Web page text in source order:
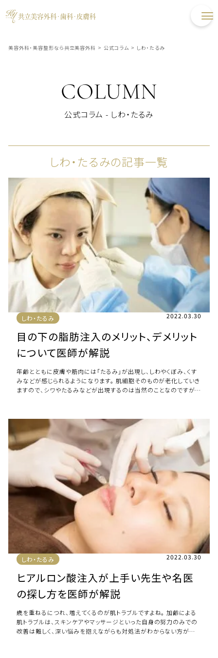
美容外科・美容整形なら共立美容外科 > 公式コラム > しわ・たるみ
COLUMN
公式コラム - しわ・たるみ
しわ・たるみの記事一覧
しわ・たるみ 2022.03.30
目の下の脂肪注入のメリット、デメリット
について医師が解説
年齢とともに皮膚や筋肉には「たるみ」が出現し、しわやくぼみ、くす
みなどが感じられるようになります。 肌細胞そのものが老化していき
ますので、シワやたるみなどが出現するのは当然のことなのですが、
しわ・たるみ 2022.03.30
ヒアルロン酸注入が上手い先生や名医
の探し方を医師が解説
歳を重ねるにつれ、増えてくるのが肌トラブルですよね。 加齢による
肌トラブルは、スキンケアやマッサージといった自身の努力のみでの
改善は難しく、深い悩みを抱えながらも対処法がわからない方が多